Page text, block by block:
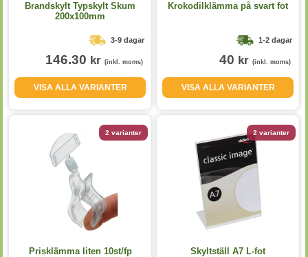
Brandskylt Typskylt Skum
200x100mm
3-9 dagar
146.30 kr (inkl. moms)
VISA ALLA VARIANTER
Krokodilklämma på svart fot
1-2 dagar
40 kr (inkl. moms)
VISA ALLA VARIANTER
2 varianter
Prisklämma liten 10st/fp
2 varianter
Skyltställ A7 L-fot